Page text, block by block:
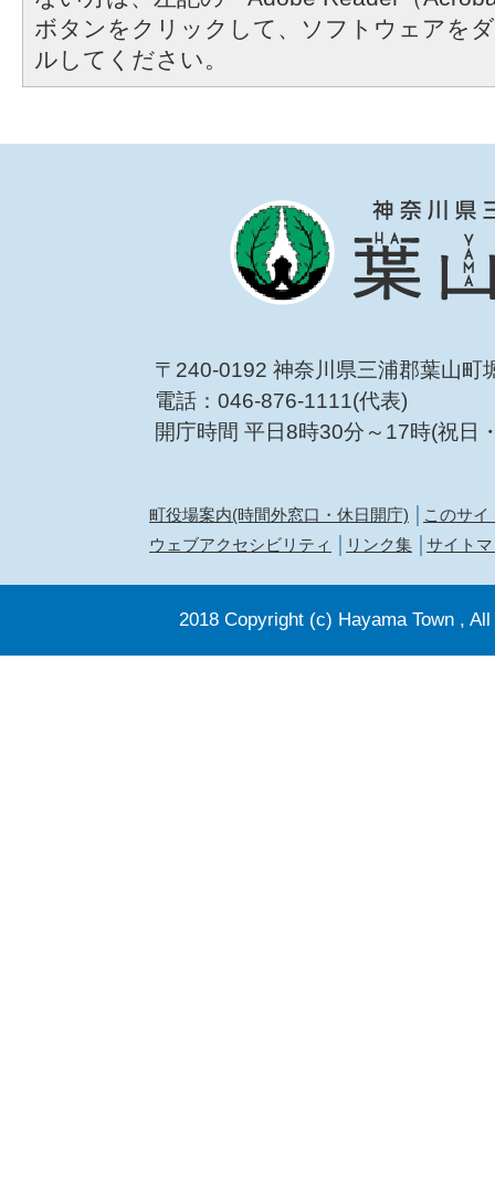
ボタンをクリックして、ソフトウェアを
ルしてください。
〒240-0192 神奈川県三浦郡葉山町
電話：046-876-1111(代表)
開庁時間 平日8時30分～17時(祝日
町役場案内(時間外窓口・休日開庁)
このサイ
ウェブアクセシビリティ
リンク集 サイト
2018 Copyright (c) Hayama Town ,